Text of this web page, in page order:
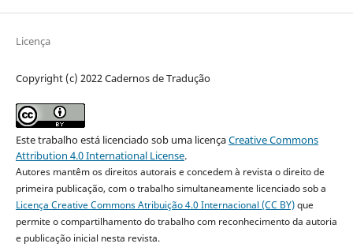
Licença
Copyright (c) 2022 Cadernos de Tradução
Este trabalho está licenciado sob uma licençaCreative Commons
Attribution 4.0 International License.
Autores mantêm os direitos autorais e concedem à revista o direito de
primeira publicação, com o trabalho simultaneamente licenciado sob a
Licença Creative Commons Atribuição 4.0 Internacional (CC BY)que
permite o compartilhamento do trabalho com reconhecimento da autoria
e publicação inicial nesta revista.